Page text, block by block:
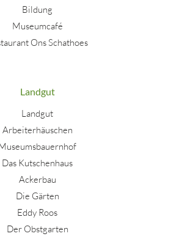
Bildung
Museumcafé
Ons Schathoes
Landgut
Landgut
Arbeiterhäuschen
Das Kutschenhaus
Ackerbau
Die Gärten
Eddy Roos
Der Obstgarten